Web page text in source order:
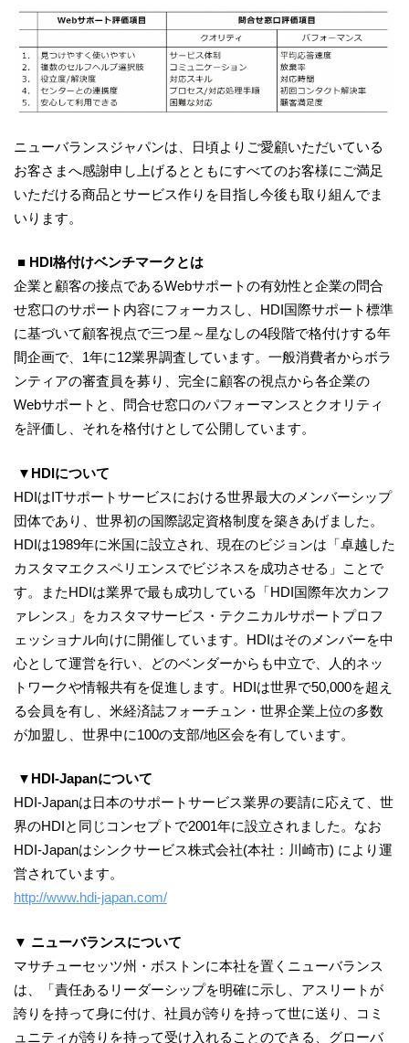
ニューバランスジャパンは、日頃よりご愛顧いただいている
お客さまへ感謝申し上げるとともにすべてのお客様にご満足
いただける商品とサービス作りを目指し今後も取り組んでま
いります。
■ HDI格付けベンチマークとは
企業と顧客の接点であるWebサポートの有効性と企業の問合
せ窓口のサポート内容にフォーカスし、HDI国際サポート標準
に基づいて顧客視点で三つ星～星なしの4段階で格付けする年
間企画で、1年に12業界調査しています。一般消費者からボラ
ンティアの審査員を募り、完全に顧客の視点から各企業の
Webサポートと、問合せ窓口のパフォーマンスとクオリティ
を評価し、それを格付けとして公開しています。
▼HDIについて
HDIはITサポートサービスにおける世界最大のメンバーシップ
団体であり、世界初の国際認定資格制度を築きあげました。
HDIは1989年に米国に設立され、現在のビジョンは「卓越した
カスタマエクスペリエンスでビジネスを成功させる」ことで
す。またHDIは業界で最も成功している「HDI国際年次カンフ
ァレンス」をカスタマサービス・テクニカルサポートプロフ
ェッショナル向けに開催しています。HDIはそのメンバーを中
心として運営を行い、どのベンダーからも中立で、人的ネッ
トワークや情報共有を促進します。HDIは世界で50,000を超え
る会員を有し、米経済誌フォーチュン・世界企業上位の多数
が加盟し、世界中に100の支部/地区会を有しています。
▼HDI-Japanについて
HDI-Japanは日本のサポートサービス業界の要請に応えて、世
界のHDIと同じコンセプトで2001年に設立されました。なお
HDI-Japanはシンクサービス株式会社(本社：川崎市) により運
営されています。
http://www.hdi-japan.com/
▼ ニューバランスについて
マサチューセッツ州・ボストンに本社を置くニューバランス
は、「責任あるリーダーシップを明確に示し、アスリートが
誇りを持って身に付け、社員が誇りを持って世に送り、コミ
ュニティが誇りを持って受け入れることのできる、グローバ